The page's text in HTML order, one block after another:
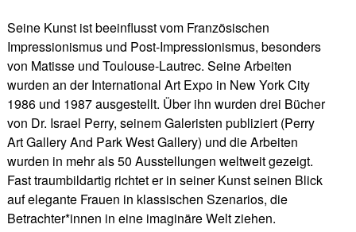
Seine Kunst ist beeinflusst vom Französischen
Impressionismus und Post-Impressionismus, besonders
von Matisse und Toulouse-Lautrec. Seine Arbeiten
wurden an der International Art Expo in New York City
1986 und 1987 ausgestellt. Über ihn wurden drei Bücher
von Dr. Israel Perry, seinem Galeristen publiziert (Perry
Art Gallery And Park West Gallery) und die Arbeiten
wurden in mehr als 50 Ausstellungen weltweit gezeigt.
Fast traumbildartig richtet er in seiner Kunst seinen Blick
auf elegante Frauen in klassischen Szenarios, die
Betrachter*innen in eine imaginäre Welt ziehen.